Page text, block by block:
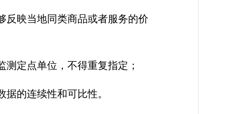
映当地同类商品或者服务的价
定点单位，不得重复指定；
的连续性和可比性。